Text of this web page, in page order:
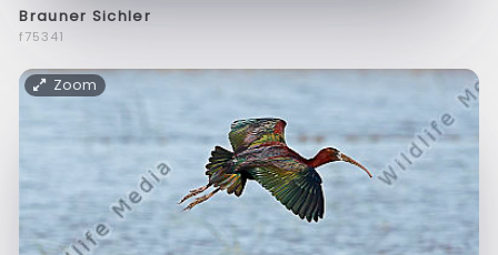
Brauner Sichler
f75341
Zoom